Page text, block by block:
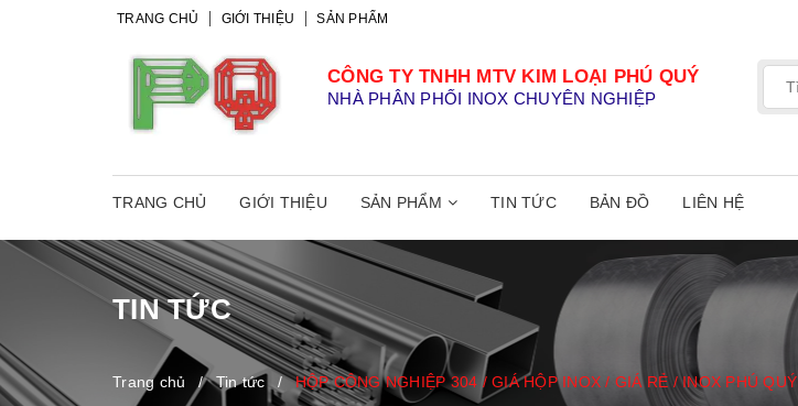
TRANG CHỦ GIỚI THIỆU SẢN PHẨM
CÔNG TY TNHH MTV KIM LOẠI PHÚ QUÝ
NHÀ PHÂN PHỐI INOX CHUYÊN NGHIỆP
TRANG CHỦ GIỚI THIỆU SẢN PHẨM TIN TỨC BẢN ĐỒ LIÊN HỆ
TIN TỨC
Trang chủ / Tin tức / HỘP CÔNG NGHIỆP 304 / GIÁ HỘP INOX / GIÁ RẺ / INOX PHÚ QUÝ